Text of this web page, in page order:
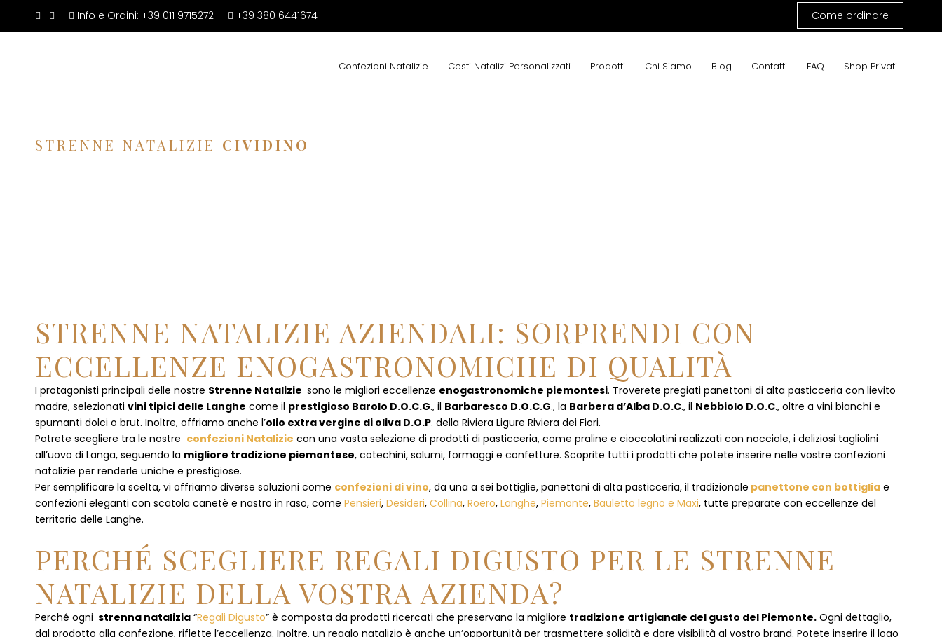
Info e Ordini: +39 011 9715272 +39 380 6441674 Come ordinare
Confezioni Natalizie Cesti Natalizi Personalizzati Prodotti Chi Siamo Blog Contatti FAQ Shop Privati
STRENNE NATALIZIE CIVIDINO
STRENNE NATALIZIE AZIENDALI: SORPRENDI CON
ECCELLENZE ENOGASTRONOMICHE DI QUALITÀ
I protagonisti principali delle nostre Strenne Natalizie sono le migliori eccellenze enogastronomiche piemontesi. Troverete pregiati panettoni di alta pasticceria con lievito
madre, selezionati vini tipici delle Langhe come il prestigioso Barolo D.O.C.G., il Barbaresco D.O.C.G., la Barbera d’Alba D.O.C., il Nebbiolo D.O.C., oltre a vini bianchi e
spumanti dolci o brut. Inoltre, offriamo anche l’olio extra vergine di oliva D.O.P. della Riviera Ligure Riviera dei Fiori.
Potrete scegliere tra le nostre confezioni Natalizie con una vasta selezione di prodotti di pasticceria, come praline e cioccolatini realizzati con nocciole, i deliziosi tagliolini
all’uovo di Langa, seguendo la migliore tradizione piemontese, cotechini, salumi, formaggi e confetture. Scoprite tutti i prodotti che potete inserire nelle vostre confezioni
natalizie per renderle uniche e prestigiose.
Per semplificare la scelta, vi offriamo diverse soluzioni come confezioni di vino, da una a sei bottiglie, panettoni di alta pasticceria, il tradizionale panettone con bottiglia e
confezioni eleganti con scatola canetè e nastro in raso, come Pensieri, Desideri, Collina, Roero, Langhe, Piemonte, Bauletto legno e Maxi, tutte preparate con eccellenze del
territorio delle Langhe.
PERCHÉ SCEGLIERE REGALI DIGUSTO PER LE STRENNE
NATALIZIE DELLA VOSTRA AZIENDA?
Perché ogni strenna natalizia “Regali Digusto” è composta da prodotti ricercati che preservano la migliore tradizione artigianale del gusto del Piemonte. Ogni dettaglio,
dal prodotto alla confezione, riflette l’eccellenza. Inoltre, un regalo natalizio è anche un’opportunità per trasmettere solidità e dare visibilità al vostro brand. Potete inserire il logo